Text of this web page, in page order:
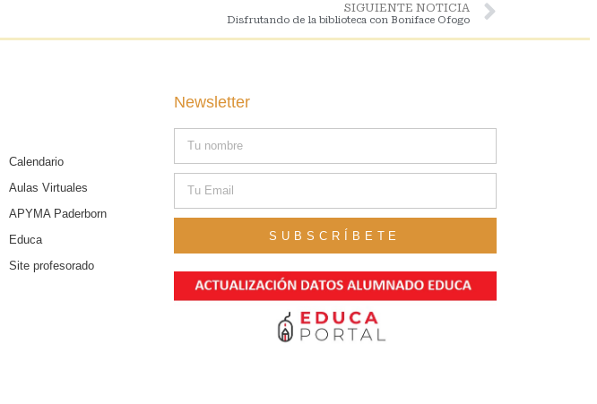
SIGUIENTE NOTICIA
Disfrutando de la biblioteca con Boniface Ofogo
Calendario
Aulas Virtuales
APYMA Paderborn
Educa
Site profesorado
Newsletter
SUBSCRÍBETE